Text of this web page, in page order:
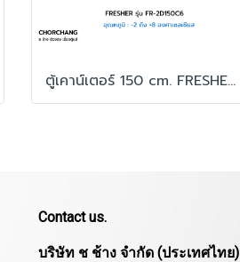
ตู้เคาน์เตอร์ 150 cm. FRESHER รุ่น FR-2D150C6
Contact us.
บริษัท ช ช้าง จำกัด (ประเทศไทย)